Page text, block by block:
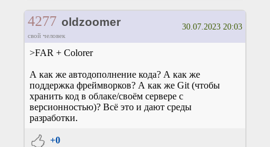
4277 oldzoomer
свой человек
30.07.2023 20:03
>FAR + Colorer
А как же автодополнение кода? А как же
поддержка фреймворков? А как же Git (чтобы
хранить код в облаке/своём сервере с
версионностью)? Всё это и дают среды
разработки.
+0